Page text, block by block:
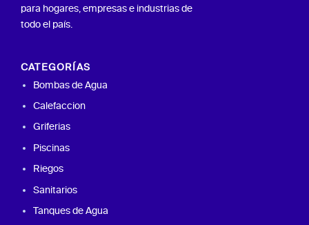
para hogares, empresas e industrias de
todo el país.
CATEGORÍAS
Bombas de Agua
Calefaccion
Griferias
Piscinas
Riegos
Sanitarios
Tanques de Agua